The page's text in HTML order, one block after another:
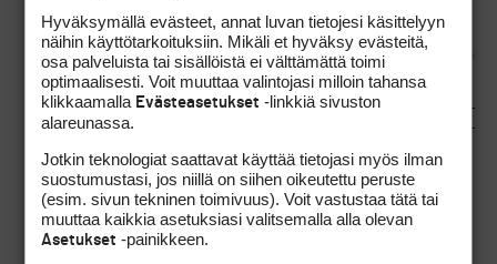
_____________________________
Kestää vielä vuosikymmenen ellei toisenkin
ennen kuin tämän päivän ’pioneerit’ jättävät
meidät ’rauhaan’ ja antavat mahdollisuuden
Hyväksymällä evästeet, annat luvan tietojesi käsittelyyn
näihin käyttötarkoituksiin. Mikäli et hyväksy evästeitä,
osa palveluista tai sisällöistä ei välttämättä toimi
optimaalisesti. Voit muuttaa valintojasi milloin tahansa
klikkaamalla Evästeasetukset -linkkiä sivuston
alareunassa.
Jotkin teknologiat saattavat käyttää tietojasi myös ilman
suostumustasi, jos niillä on siihen oikeutettu peruste
(esim. sivun tekninen toimivuus). Voit vastustaa tätä tai
muuttaa kaikkia asetuksiasi valitsemalla alla olevan
Asetukset -painikkeen.